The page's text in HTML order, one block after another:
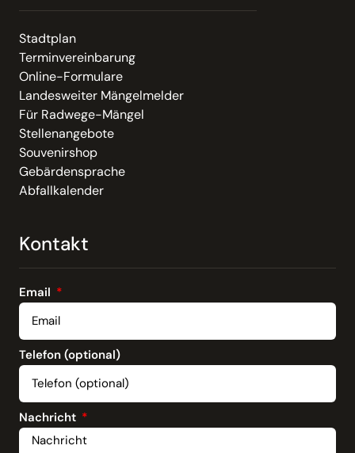
Stadtplan
Terminvereinbarung
Online-Formulare
Landesweiter Mängelmelder
Für Radwege-Mängel
Stellenangebote
Souvenirshop
Gebärdensprache
Abfallkalender
Kontakt
Email
Telefon (optional)
Nachricht